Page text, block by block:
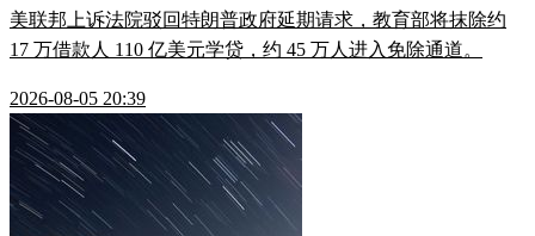
美联邦上诉法院驳回特朗普政府延期请求，教育部将抹除约
17 万借款人 110 亿美元学贷，约 45 万人进入免除通道。
2026-08-05 20:39